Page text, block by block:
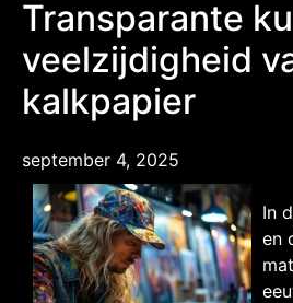
Transparante
veelzijdigheid
kalkpapier
september 4, 2025
In
en